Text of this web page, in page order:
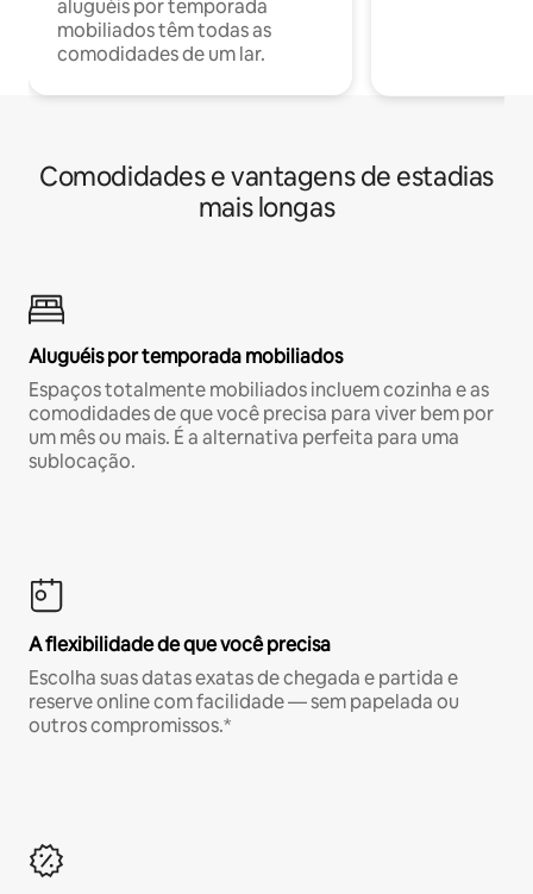
aluguéis por temporada
mobiliados têm todas as
comodidades de um lar.
Comodidades e vantagens de estadias
mais longas
Aluguéis por temporada mobiliados
Espaços totalmente mobiliados incluem cozinha e as
comodidades de que você precisa para viver bem por
um mês ou mais. É a alternativa perfeita para uma
sublocação.
A flexibilidade de que você precisa
Escolha suas datas exatas de chegada e partida e
reserve online com facilidade — sem papelada ou
outros compromissos.*